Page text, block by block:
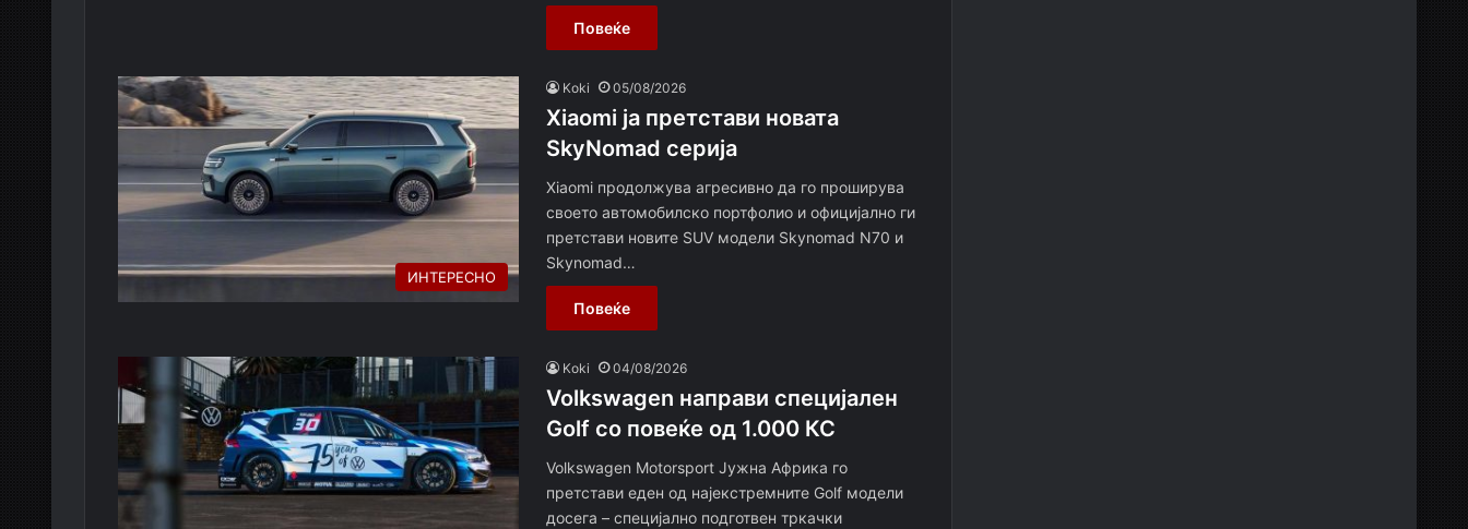
Повеќе
ИНТЕРЕСНО
Koki 05/08/2026
Xiaomi ja претстави новата
SkyNomad серија
Xiaomi продолжува агресивно да го проширува
своето автомобилско портфолио и официјално ги
претстави новите SUV модели Skynomad N70 и
Skynomad…
Повеќе
Koki 04/08/2026
Volkswagen направи специјален
Golf со повеќе од 1.000 КС
Volkswagen Motorsport Јужна Африка го
претстави еден од најекстремните Golf модели
досега – специјално подготвен тркачки